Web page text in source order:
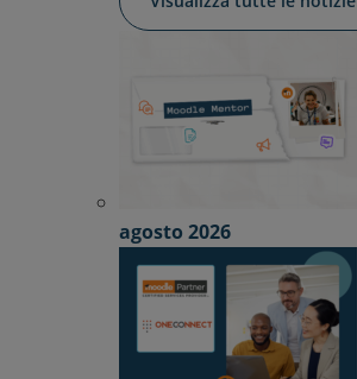
agosto 2026